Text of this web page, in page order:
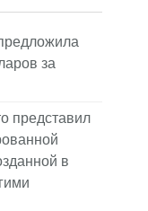
за
представил
в